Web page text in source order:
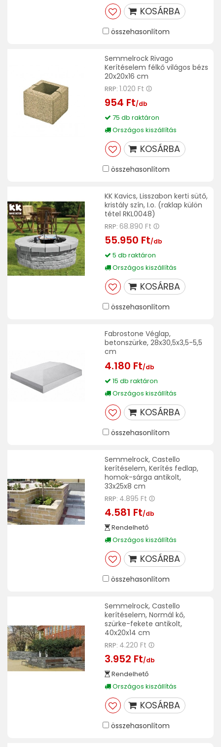
KOSÁRBA
összehasonlítom
Semmelrock Rivago
Kerítéselem félkő világos bézs
20x20x16 cm
RRP: 1.020 Ft
954 Ft/db
75 db raktáron
Országos kiszállítás
KOSÁRBA
összehasonlítom
KK Kavics, Lisszabon kerti sütő,
kristály szín, I.o. (raklap külön
tétel RKL0048)
RRP: 68.890 Ft
55.950 Ft/db
5 db raktáron
Országos kiszállítás
KOSÁRBA
összehasonlítom
Fabrostone Véglap,
betonszürke, 28x30,5x3,5-5,5
cm
4.180 Ft/db
15 db raktáron
Országos kiszállítás
KOSÁRBA
összehasonlítom
Semmelrock, Castello
kerítéselem, Kerítés fedlap,
homok-sárga antikolt,
33x25x8 cm
RRP: 4.895 Ft
4.581 Ft/db
Rendelhető
Országos kiszállítás
KOSÁRBA
összehasonlítom
Semmelrock, Castello
kerítéselem, Normál kő,
szürke-fekete antikolt,
40x20x14 cm
RRP: 4.220 Ft
3.952 Ft/db
Rendelhető
Országos kiszállítás
KOSÁRBA
összehasonlítom